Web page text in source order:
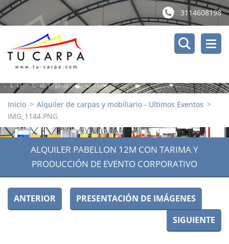
3114608198
Inicio > Alquiler de carpas y mobiliario - Ultimos Eventos >
IMG_1144.PNG
ALQUILER PABELLON 12M CON TARIMA Y
PRODUCCIÓN DE EVENTO CORPORATIVO
ANTERIOR
PRESENTACIÓN DE IMÁGENES
SIGUIENTE